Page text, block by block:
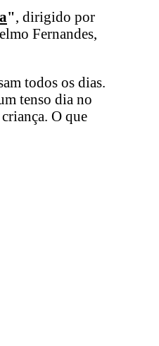
", dirigido por
Fernandes,
todos os dias.
tenso dia no
O que